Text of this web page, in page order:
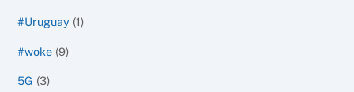
#Uruguay (1)
#woke (9)
5G (3)